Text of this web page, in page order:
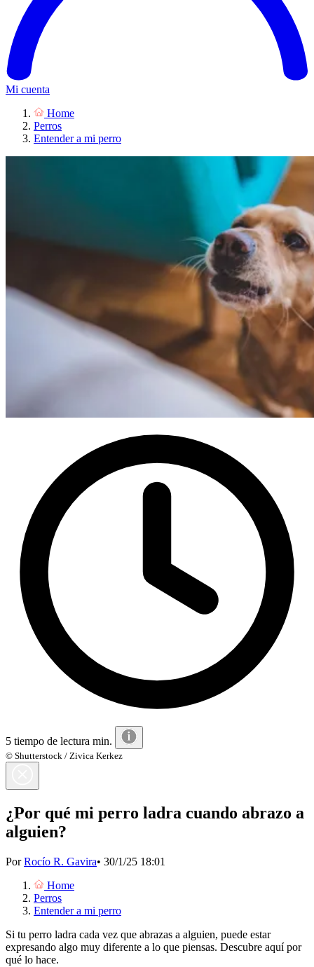
Mi cuenta
Home
Perros
Entender a mi perro
5 tiempo de lectura min.
© Shutterstock / Zivica Kerkez
¿Por qué mi perro ladra cuando abrazo a
alguien?
PorRocío R. Gavira• 30/1/25 18:01
Home
Perros
Entender a mi perro
Si tu perro ladra cada vez que abrazas a alguien, puede estar
expresando algo muy diferente a lo que piensas. Descubre aquí por
qué lo hace.